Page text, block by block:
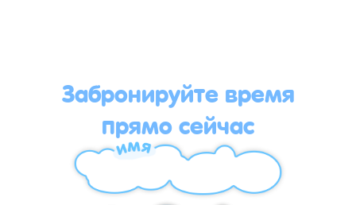
Забронируйте время
прямо сейчас